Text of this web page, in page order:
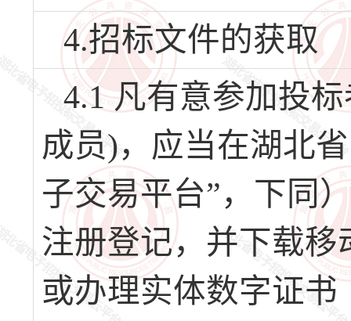
4.招标文件的获取
4.1 凡有意参加投
成员)，应当在湖北
子交易平台”，下同
注册登记，并下载
或办理实体数字证